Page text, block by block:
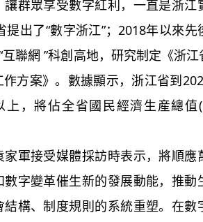
群眾享受數字紅利，一直是浙江
出了“數字浙江”；2018年以來
互聯網 ”科創高地，研究制定《浙
方案》。數據顯示，浙江省到
，將佔全省國民經濟生産總值
軍接受媒體採訪時表示，將順應
字變革催生新的發展動能，推動
構、制度規則的系統重塑。在數